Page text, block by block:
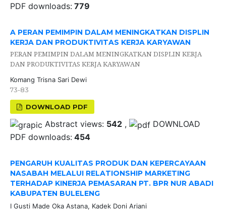
PDF downloads: 779
A PERAN PEMIMPIN DALAM MENINGKATKAN DISPLIN
KERJA DAN PRODUKTIVITAS KERJA KARYAWAN
PERAN PEMIMPIN DALAM MENINGKATKAN DISPLIN KERJA
DAN PRODUKTIVITAS KERJA KARYAWAN
Komang Trisna Sari Dewi
73-83
DOWNLOAD PDF
Abstract views: 542 ,
DOWNLOAD
PDF downloads: 454
PENGARUH KUALITAS PRODUK DAN KEPERCAYAAN
NASABAH MELALUI RELATIONSHIP MARKETING
TERHADAP KINERJA PEMASARAN PT. BPR NUR ABADI
KABUPATEN BULELENG
I Gusti Made Oka Astana, Kadek Doni Ariani